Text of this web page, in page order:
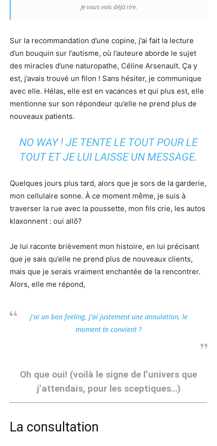
Je vous vois déjà rire.
Sur la recommandation d’une copine, j’ai fait la lecture
d’un bouquin sur l’autisme, où l’auteure aborde le sujet
des miracles d’une naturopathe, Céline Arsenault. Ça y
est, j’avais trouvé un filon ! Sans hésiter, je communique
avec elle. Hélas, elle est en vacances et qui plus est, elle
mentionne sur son répondeur qu’elle ne prend plus de
nouveaux patients.
NO WAY ! JE TENTE LE TOUT POUR LE
TOUT ET JE LUI LAISSE UN MESSAGE.
Quelques jours plus tard, alors que je sors de la garderie,
mon cellulaire sonne. À ce moment même, je suis à
traverser la rue avec la poussette, mon fils crie, les autos
klaxonnent : oui allô?
Je lui raconte brièvement mon histoire, en lui précisant
que je sais qu’elle ne prend plus de nouveaux clients,
mais que je serais vraiment enchantée de la rencontrer.
Alors, elle me répond,
j’ai un bon feeling, j’ai justement une annulation, le
moment te convient ?
Oh que oui! (voilà le signe de l’univers que
j’attendais, pour les sceptiques…)
La consultation